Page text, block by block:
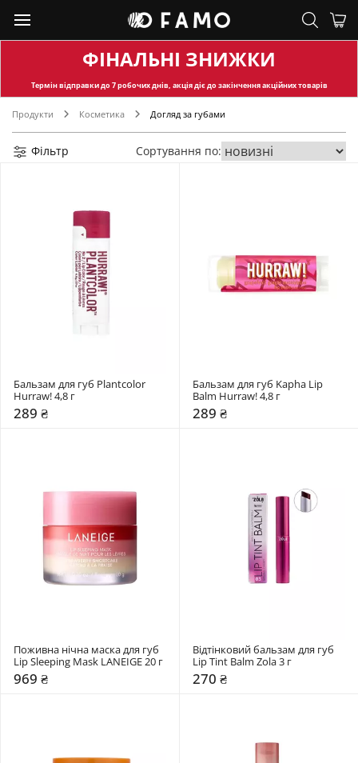
ФІНАЛЬНІ ЗНИЖКИ
Термін відправкидо 7 робочих днів, акція діє до закінчення акційних товарів
Продукти Косметика Догляд за губами
Фільтр Сортування по:
Бальзам для губ Plantcolor
Hurraw! 4,8 г
289 ₴
Бальзам для губ Kapha Lip
Balm Hurraw! 4,8 г
289 ₴
Поживна нічна маска для губ
Lip Sleeping Mask LANEIGE 20 г
969 ₴
Відтінковий бальзам для губ
Lip Tint Balm Zola 3 г
270 ₴